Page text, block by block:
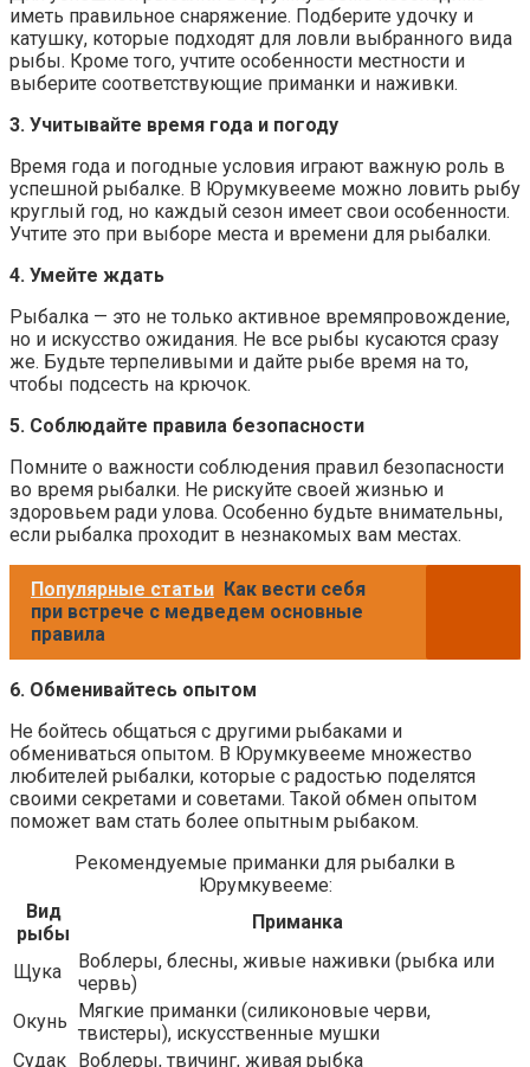
иметь правильное снаряжение. Подберите удочку и
катушку, которые подходят для ловли выбранного вида
рыбы. Кроме того, учтите особенности местности и
выберите соответствующие приманки и наживки.
3. Учитывайте время года и погоду
Время года и погодные условия играют важную роль в
успешной рыбалке. В Юрумкувееме можно ловить рыбу
круглый год, но каждый сезон имеет свои особенности.
Учтите это при выборе места и времени для рыбалки.
4. Умейте ждать
Рыбалка — это не только активное времяпровождение,
но и искусство ожидания. Не все рыбы кусаются сразу
же. Будьте терпеливыми и дайте рыбе время на то,
чтобы подсесть на крючок.
5. Соблюдайте правила безопасности
Помните о важности соблюдения правил безопасности
во время рыбалки. Не рискуйте своей жизнью и
здоровьем ради улова. Особенно будьте внимательны,
если рыбалка проходит в незнакомых вам местах.
Популярные статьи Как вести себя
при встрече с медведем основные
правила
6. Обменивайтесь опытом
Не бойтесь общаться с другими рыбаками и
обмениваться опытом. В Юрумкувееме множество
любителей рыбалки, которые с радостью поделятся
своими секретами и советами. Такой обмен опытом
поможет вам стать более опытным рыбаком.
Рекомендуемые приманки для рыбалки в
Юрумкувееме:
Вид
рыбы
Приманка
Щука
Воблеры, блесны, живые наживки (рыбка или
червь)
Окунь Мягкие приманки (силиконовые черви,
твистеры), искусственные мушки
Судак Воблеры, твичинг, живая рыбка